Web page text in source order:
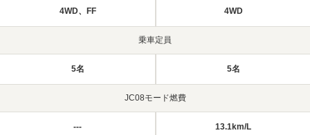
4WD、FF 4WD
乗車定員
5名 5名
JC08モード燃費
--- 13.1km/L